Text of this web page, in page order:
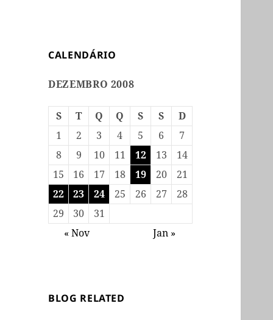
CALENDÁRIO
DEZEMBRO 2008
S T Q Q S S
D
1
2 3 4 5 6
7
8
9 10 11 12 13
14
15
16 17 18 19 20
21
22
23 24 25 26 27
28
29
30
31
« Nov
Jan »
BLOG RELATED